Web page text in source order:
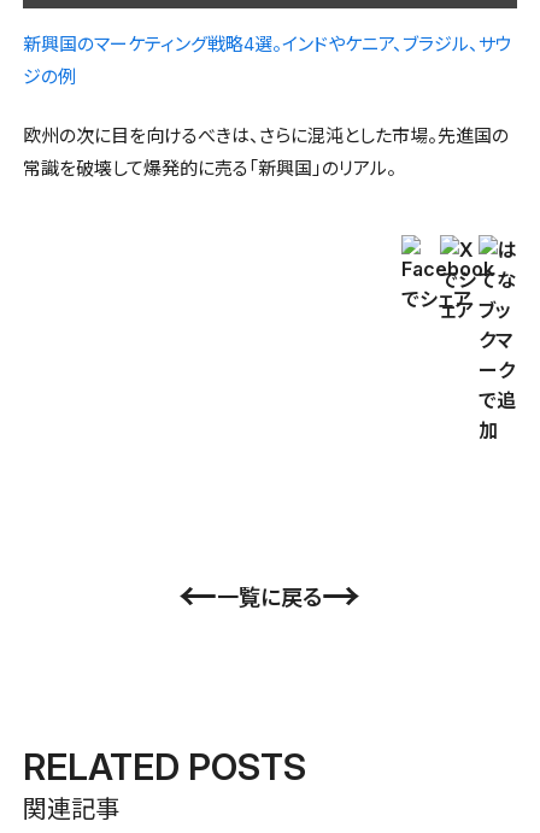
新興国のマーケティング戦略4選。インドやケニア、ブラジル、サウ
ジの例
欧州の次に目を向けるべきは、さらに混沌とした市場。先進国の
常識を破壊して爆発的に売る「新興国」のリアル。
←一覧に戻る→
RELATED POSTS
関連記事